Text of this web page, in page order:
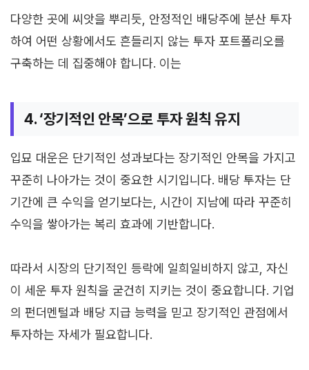
다양한 곳에 씨앗을 뿌리듯, 안정적인 배당주에 분산 투자
하여 어떤 상황에서도 흔들리지 않는 투자 포트폴리오를
구축하는 데 집중해야 합니다. 이는
4. ‘장기적인 안목’으로 투자 원칙 유지
입묘 대운은 단기적인 성과보다는 장기적인 안목을 가지고
꾸준히 나아가는 것이 중요한 시기입니다. 배당 투자는 단
기간에 큰 수익을 얻기보다는, 시간이 지남에 따라 꾸준히
수익을 쌓아가는 복리 효과에 기반합니다.
따라서 시장의 단기적인 등락에 일희일비하지 않고, 자신
이 세운 투자 원칙을 굳건히 지키는 것이 중요합니다. 기업
의 펀더멘털과 배당 지급 능력을 믿고 장기적인 관점에서
투자하는 자세가 필요합니다.